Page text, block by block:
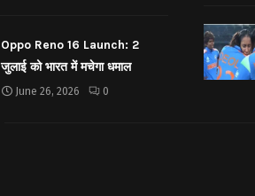
Oppo Reno 16 Launch: 2
जुलाई को भारत में मचेगा धमाल
June 26, 2026 0